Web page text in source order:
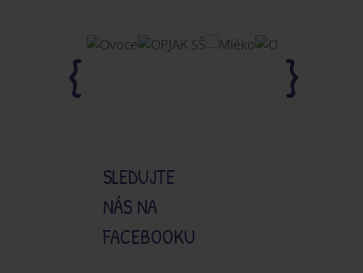
SLEDUJTE
NÁS NA
FACEBOOKU